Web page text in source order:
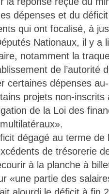
dépenses et du
qui ont focalisé, à
Nationaux, il y a
notamment la
de l’autorité
certaines dépenses
projets non-inscrits
de la Loi des
dégagé au terme de
de trésorerie
à la planche à
«une partie des